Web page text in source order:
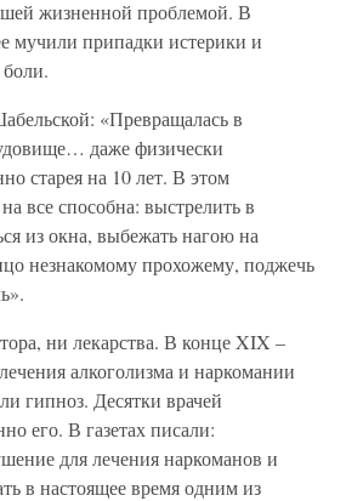
жизненной проблемой. В
мучили припадки истерики и
«Превращалась в
даже физически
старея на 10 лет. В этом
все способна: выстрелить в
из окна, выбежать нагою на
незнакомому прохожему, поджечь
ни лекарства. В конце XIX –
алкоголизма и наркомании
гипноз. Десятки врачей
его. В газетах писали:
для лечения наркоманов и
в настоящее время одним из